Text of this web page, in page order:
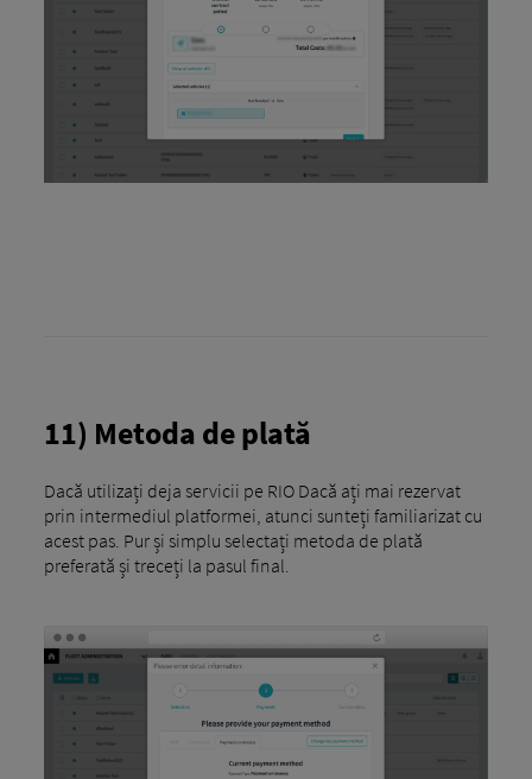
11) Metoda de plată
Dacă utilizați deja servicii pe RIO Dacă ați mai rezervat
prin intermediul platformei, atunci sunteți familiarizat cu
acest pas. Pur și simplu selectați metoda de plată
preferată și treceți la pasul final.